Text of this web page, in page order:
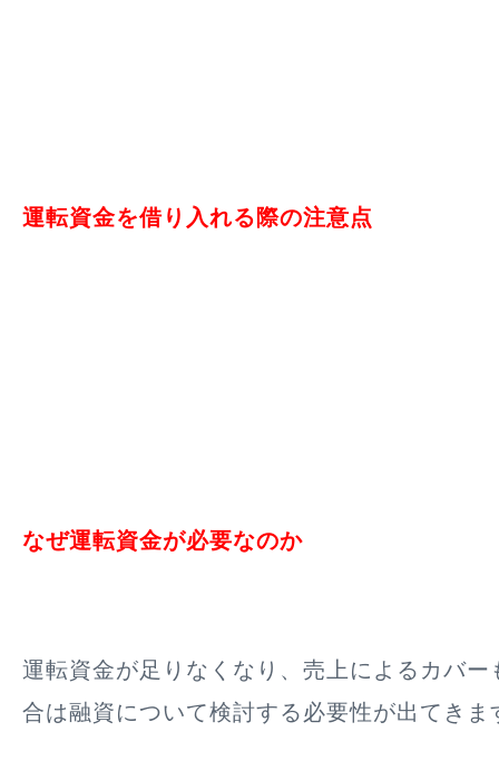
運転資金を借り入れる際の注意点
なぜ運転資金が必要なのか
運転資金が足りなくなり、売上によるカバー
合は融資について検討する必要性が出てきま